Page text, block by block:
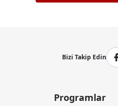
Bizi Takip Edin
Programlar